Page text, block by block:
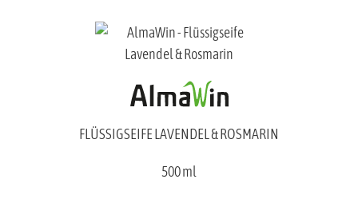
FLÜSSIGSEIFE LAVENDEL & ROSMARIN
500 ml